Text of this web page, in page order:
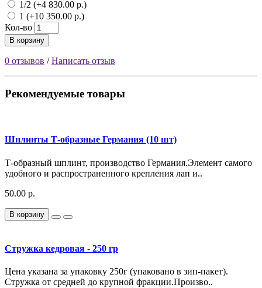
1/2 (+4 830.00 р.)
1 (+10 350.00 р.)
Кол-во
В корзину
0 отзывов /Написать отзыв
Рекомендуемые товары
Шплинты Т-образные Германия (10 шт)
Т-образный шплинт, производство Германия.Элемент самого
удобного и распространенного крепления лап и..
50.00 р.
В корзину
Стружка кедровая - 250 гр
Цена указана за упаковку 250г (упаковано в зип-пакет).
Стружка от средней до крупной фракции.Произво..